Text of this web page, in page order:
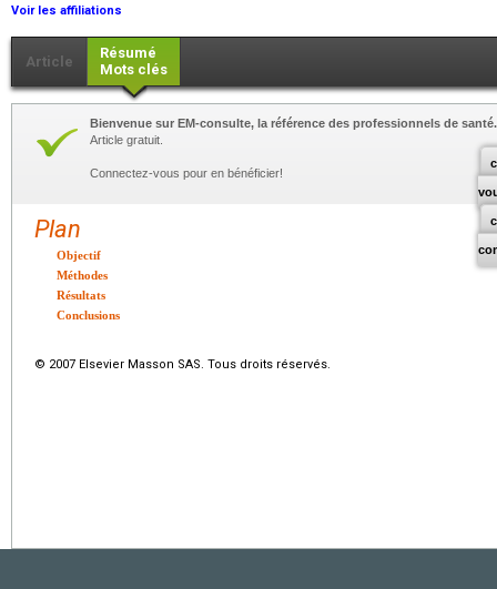
Voir les affiliations
Article
Résumé
Mots clés
Bienvenue sur EM-consulte, la référence des professionnels de santé.
Article gratuit.
Connectez-vous pour en bénéficier!
Plan
Objectif
Méthodes
Résultats
Conclusions
© 2007 Elsevier Masson SAS. Tous droits réservés.